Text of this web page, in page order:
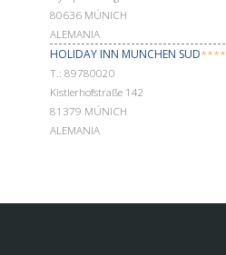
80636 MÚNICH
ALEMANIA
HOLIDAY INN MUNCHEN SUD****
Т.: 89780020
Kistlerhofstraße 142
81379 MÚNICH
ALEMANIA